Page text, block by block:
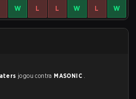
W L L W L W
jogou contra MASONIC .